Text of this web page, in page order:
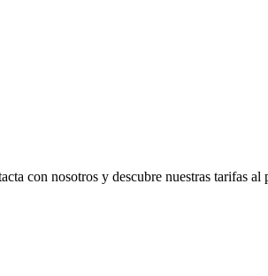
con nosotros y descubre nuestras tarifas al